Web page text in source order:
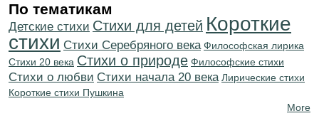
По тематикам
Детские стихи Стихи для детей Короткие
стихи Cтихи Серебряного века Философская лирика
Стихи 20 века Стихи о природе Философские стихи
Стихи о любви Cтихи начала 20 века Лирические стихи
Короткие стихи Пушкина
More